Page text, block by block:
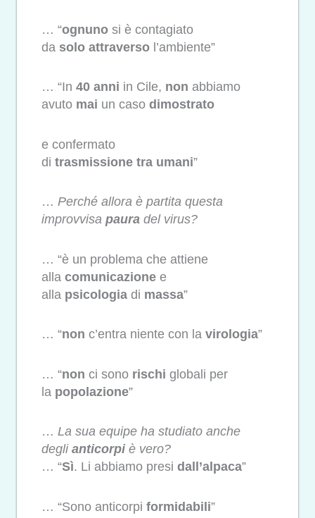
… “ognuno si è contagiato
da solo attraverso l’ambiente”
… “In 40 anni in Cile, non abbiamo
avuto mai un caso dimostrato
e confermato
di trasmissione tra umani”
… Perché allora è partita questa
improvvisa paura del virus?
… “è un problema che attiene
alla comunicazione e
alla psicologia di massa”
… “non c’entra niente con la virologia”
… “non ci sono rischi globali per
la popolazione”
… La sua equipe ha studiato anche
degli anticorpiè vero?
… “Sì. Li abbiamo presi dall’alpaca”
… “Sono anticorpi formidabili”